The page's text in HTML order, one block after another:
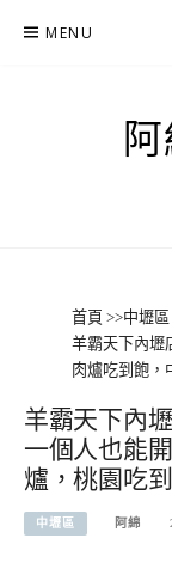
MENU
首頁 >>中壢區
羊霸天下內壢
肉爐吃到飽，
羊霸天下內
一個人也能
爐，桃園吃
中壢區 阿綿